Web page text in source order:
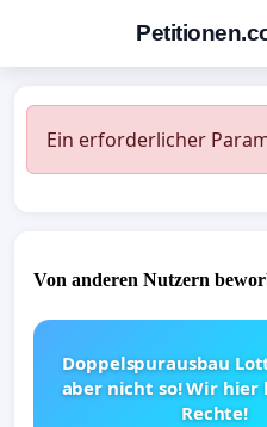
Ein erforderlicher
Von anderen Nutzern
Doppelspurausbau
aber nicht so! Wir hier
Rechte!